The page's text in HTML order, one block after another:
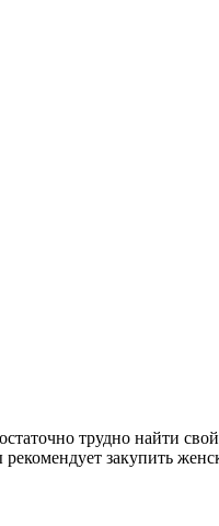
трудно найти
закупить